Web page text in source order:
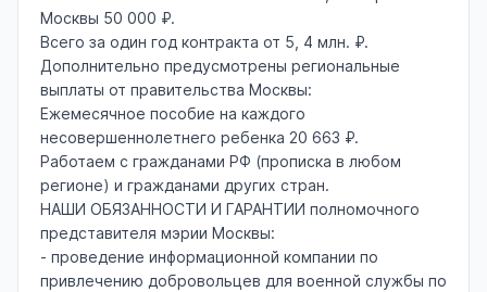
Москвы 50 000 ₽.
Всего за один год контракта от 5, 4 млн. ₽.
Дополнительно предусмотрены региональные
выплаты от правительства Москвы:
Ежемесячное пособие на каждого
несовершеннолетнего ребенка 20 663 ₽.
Работаем с гражданами РФ (прописка в любом
регионе) и гражданами других стран.
НАШИ ОБЯЗАННОСТИ И ГАРАНТИИ полномочного
представителя мэрии Москвы:
- проведение информационной компании по
привлечению добровольцев для военной службы по